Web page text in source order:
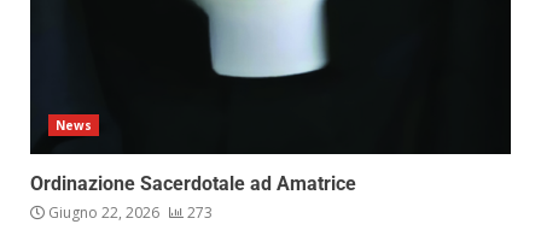
News
Ordinazione Sacerdotale ad Amatrice
Giugno 22, 2026 273